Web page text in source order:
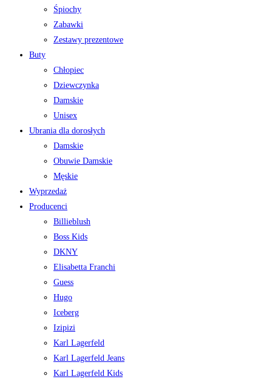
Śpiochy
Zabawki
Zestawy prezentowe
Buty
Chłopiec
Dziewczynka
Damskie
Unisex
Ubrania dla dorosłych
Damskie
Obuwie Damskie
Męskie
Wyprzedaż
Producenci
Billieblush
Boss Kids
DKNY
Elisabetta Franchi
Guess
Hugo
Iceberg
Izipizi
Karl Lagerfeld
Karl Lagerfeld Jeans
Karl Lagerfeld Kids